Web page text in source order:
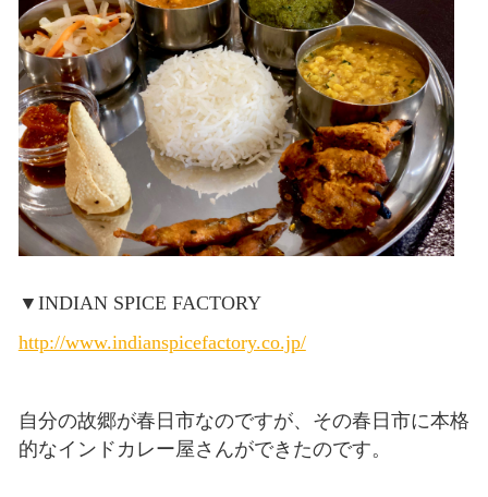
▼INDIAN SPICE FACTORY
http://www.indianspicefactory.co.jp/
自分の故郷が春日市なのですが、その春日市に本格
的なインドカレー屋さんができたのです。